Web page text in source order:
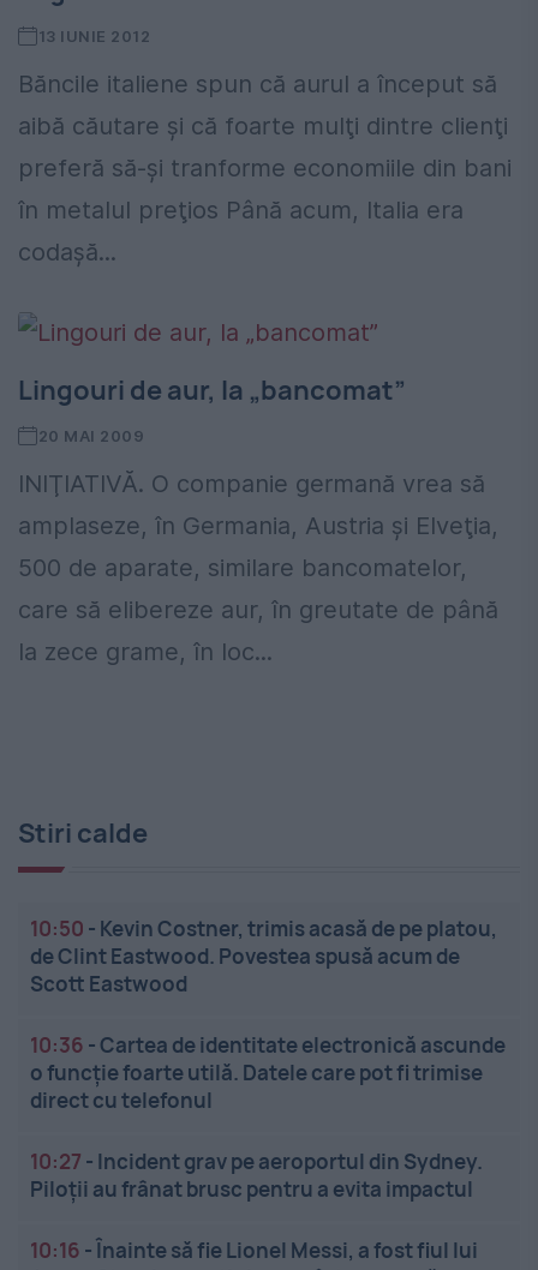
13 IUNIE 2012
Băncile italiene spun că aurul a început să
aibă căutare şi că foarte mulţi dintre clienţi
preferă să-şi tranforme economiile din bani
în metalul preţios Până acum, Italia era
codaşă...
Lingouri de aur, la „bancomat”
20 MAI 2009
INIŢIATIVĂ. O companie germană vrea să
amplaseze, în Germania, Austria şi Elveţia,
500 de aparate, similare bancomatelor,
care să elibereze aur, în greutate de până
la zece grame, în loc...
Stiri calde
10:50 - Kevin Costner, trimis acasă de pe platou,
de Clint Eastwood. Povestea spusă acum de
Scott Eastwood
10:36 -Cartea de identitate electronică ascunde
o funcție foarte utilă. Datele care pot fi trimise
direct cu telefonul
10:27 - Incident grav pe aeroportul din Sydney.
Piloții au frânat brusc pentru a evita impactul
10:16 -Înainte să fie Lionel Messi, a fost fiul lui